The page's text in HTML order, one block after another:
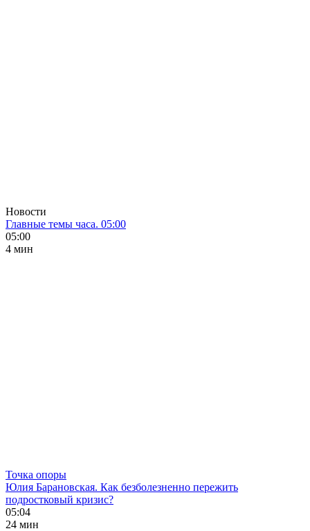
Новости
Главные темы часа. 05:00
05:00
4 мин
Точка опоры
Юлия Барановская. Как безболезненно пережить
подростковый кризис?
05:04
24 мин